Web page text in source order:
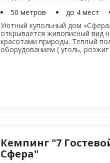
50 метров до 4 мест
Уютный купольный дом
открывается живописный вид
красотами природы. Теплый
оборудованием ( уголь, розжиг
Кемпинг "7
Сфера"